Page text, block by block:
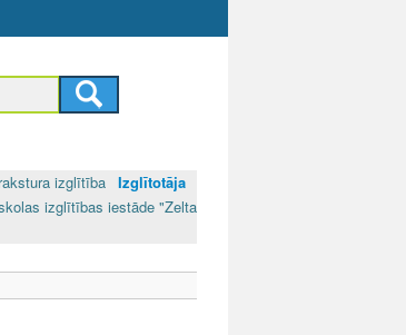
izglītība Izglītotāja
izglītības iestāde "Zelta